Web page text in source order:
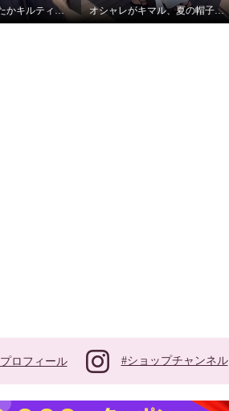
アッピア あったかキルティング あったかキルティング ハット＆マフラーセット オシャレがキマル、夏の帽子コーデ
プロフィール #ショップチャンネル